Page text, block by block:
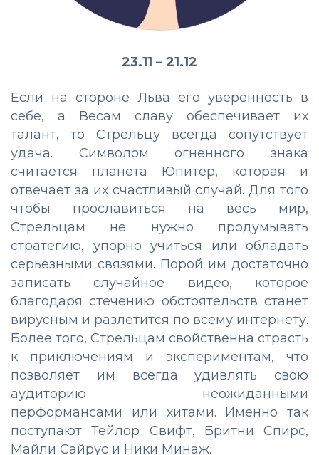
23.11 – 21.12
Если на стороне Льва его уверенность в
себе, а Весам славу обеспечивает их
талант, то Стрельцу всегда сопутствует
удача. Символом огненного знака
считается планета Юпитер, которая и
отвечает за их счастливый случай. Для того
чтобы прославиться на весь мир,
Стрельцам не нужно продумывать
стратегию, упорно учиться или обладать
серьезными связями. Порой им достаточно
записать случайное видео, которое
благодаря стечению обстоятельств станет
вирусным и разлетится по всему интернету.
Более того, Стрельцам свойственна страсть
к приключениям и экспериментам, что
позволяет им всегда удивлять свою
аудиторию неожиданными
перформансами или хитами. Именно так
поступают Тейлор Свифт, Бритни Спирс,
Майли Сайрус и Ники Минаж.